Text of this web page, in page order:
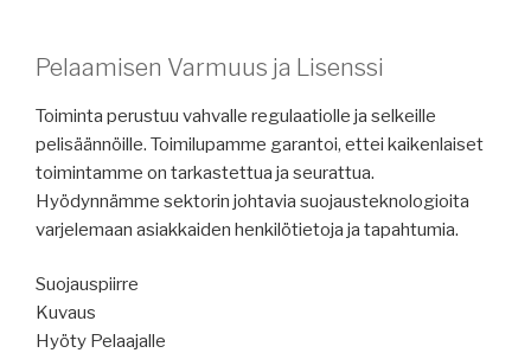
Pelaamisen Varmuus ja Lisenssi
Toiminta perustuu vahvalle regulaatiolle ja selkeille
pelisäännöille. Toimilupamme garantoi, ettei kaikenlaiset
toimintamme on tarkastettua ja seurattua.
Hyödynnämme sektorin johtavia suojausteknologioita
varjelemaan asiakkaiden henkilötietoja ja tapahtumia.
Suojauspiirre
Kuvaus
Hyöty Pelaajalle